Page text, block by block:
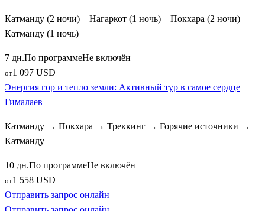
Катманду (2 ночи) – Нагаркот (1 ночь) – Покхара (2 ночи) –
Катманду (1 ночь)
7 дн.По программеНе включён
от1 097 USD
Энергия гор и тепло земли: Активный тур в самое сердце
Гималаев
Катманду → Покхара → Треккинг → Горячие источники →
Катманду
10 дн.По программеНе включён
от1 558 USD
Отправить запрос онлайн